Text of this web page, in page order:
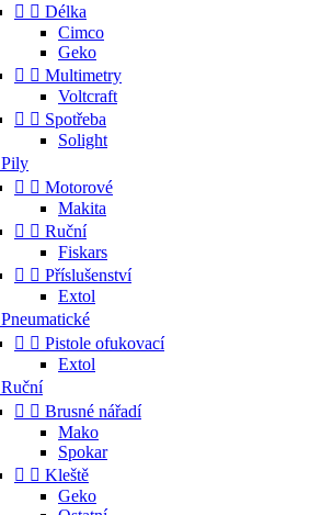
  Délka
Cimco
Geko
  Multimetry
Voltcraft
  Spotřeba
Solight
Pily
  Motorové
Makita
  Ruční
Fiskars
  Příslušenství
Extol
Pneumatické
  Pistole ofukovací
Extol
Ruční
  Brusné nářadí
Mako
Spokar
  Kleště
Geko